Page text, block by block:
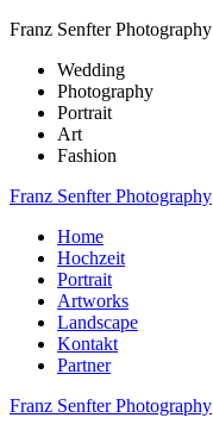
Franz Senfter Photography
Wedding
Photography
Portrait
Art
Fashion
Franz Senfter Photography
Home
Hochzeit
Portrait
Artworks
Landscape
Kontakt
Partner
Franz Senfter Photography